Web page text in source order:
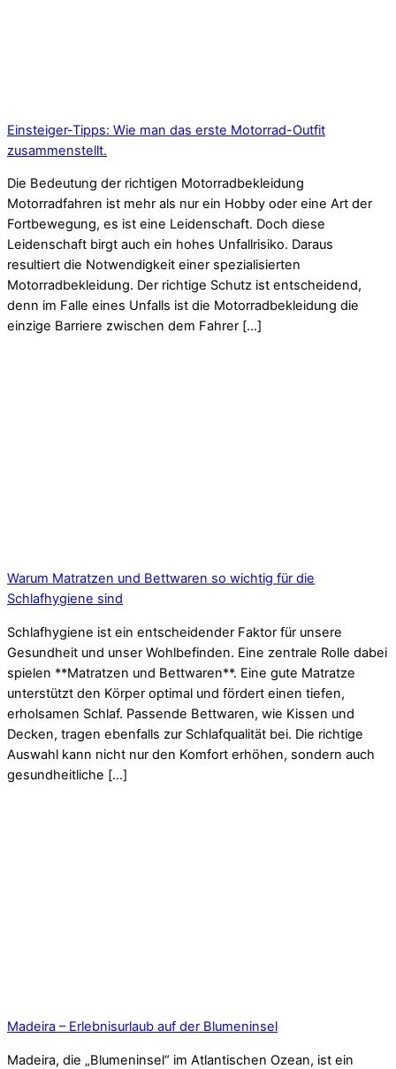
Einsteiger-Tipps: Wie man das erste Motorrad-Outfit
zusammenstellt.
Die Bedeutung der richtigen Motorradbekleidung
Motorradfahren ist mehr als nur ein Hobby oder eine Art der
Fortbewegung, es ist eine Leidenschaft. Doch diese
Leidenschaft birgt auch ein hohes Unfallrisiko. Daraus
resultiert die Notwendigkeit einer spezialisierten
Motorradbekleidung. Der richtige Schutz ist entscheidend,
denn im Falle eines Unfalls ist die Motorradbekleidung die
einzige Barriere zwischen dem Fahrer […]
Warum Matratzen und Bettwaren so wichtig für die
Schlafhygiene sind
Schlafhygiene ist ein entscheidender Faktor für unsere
Gesundheit und unser Wohlbefinden. Eine zentrale Rolle dabei
spielen **Matratzen und Bettwaren**. Eine gute Matratze
unterstützt den Körper optimal und fördert einen tiefen,
erholsamen Schlaf. Passende Bettwaren, wie Kissen und
Decken, tragen ebenfalls zur Schlafqualität bei. Die richtige
Auswahl kann nicht nur den Komfort erhöhen, sondern auch
gesundheitliche […]
Madeira – Erlebnisurlaub auf der Blumeninsel
Madeira, die „Blumeninsel“ im Atlantischen Ozean, ist ein